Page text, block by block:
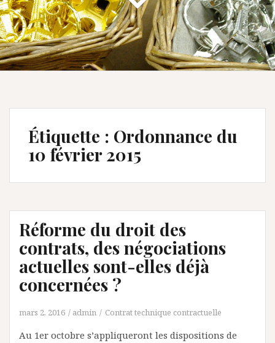
Étiquette : Ordonnance du
10 février 2015
Réforme du droit des
contrats, des négociations
actuelles sont-elles déjà
concernées ?
mars 2, 2016 admin Contrat technique contractuelle
Au 1er octobre s’appliqueront les dispositions de